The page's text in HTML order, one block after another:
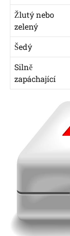
Žlutý nebo
zelený
Šedý
Silně
zapáchající